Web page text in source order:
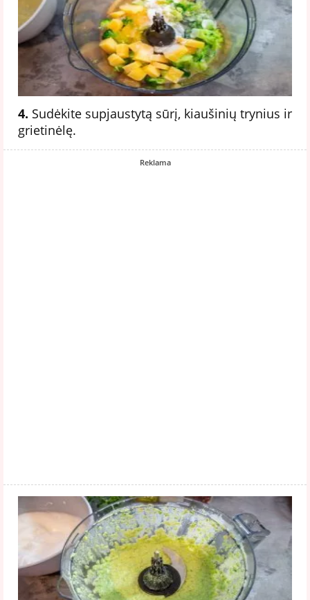
4. Sudėkite supjaustytą sūrį, kiaušinių trynius ir
grietinėlę.
Reklama